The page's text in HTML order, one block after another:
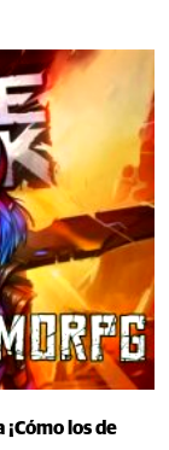
los de